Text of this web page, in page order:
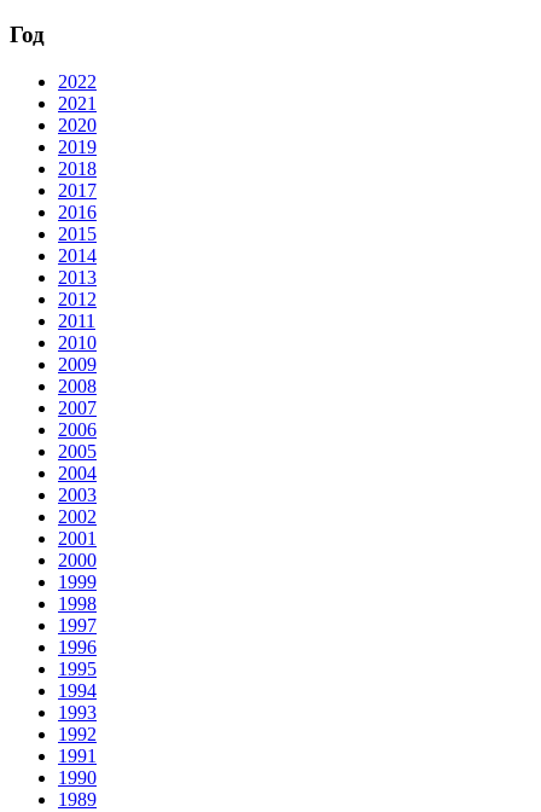
Год
2022
2021
2020
2019
2018
2017
2016
2015
2014
2013
2012
2011
2010
2009
2008
2007
2006
2005
2004
2003
2002
2001
2000
1999
1998
1997
1996
1995
1994
1993
1992
1991
1990
1989